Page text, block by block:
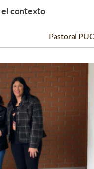
Leer Más +
el contexto
Pastoral